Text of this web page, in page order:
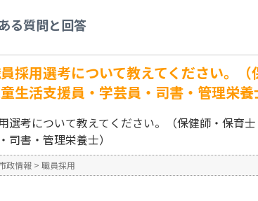
る質問と回答
管理栄養士）
採用選考について教えてください。
生活支援員・学芸員・司書・管理栄養
選考について教えてください。（保健師・保育
司書・管理栄養士）
政情報 > 職員採用